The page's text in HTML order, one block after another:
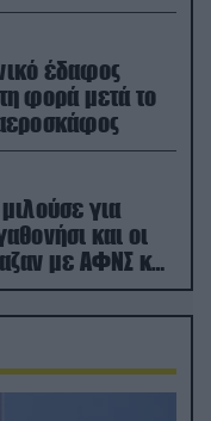
έδαφος
φορά μετά το
για
και οι
με ΑΦΝΣ και